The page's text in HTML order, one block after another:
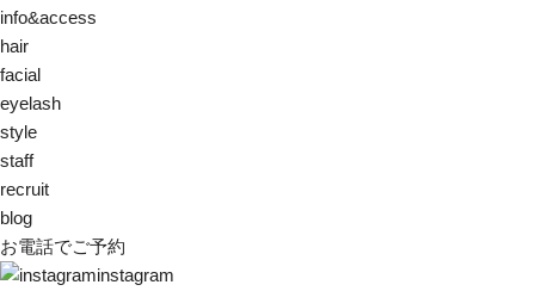
info&access
hair
facial
eyelash
style
staff
recruit
blog
お電話でご予約
instagram